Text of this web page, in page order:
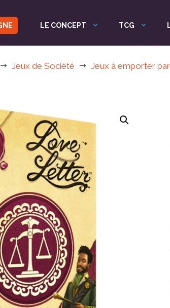
LE CONCEPT TCG
$ Jeux de Société $ Jeux à emporter